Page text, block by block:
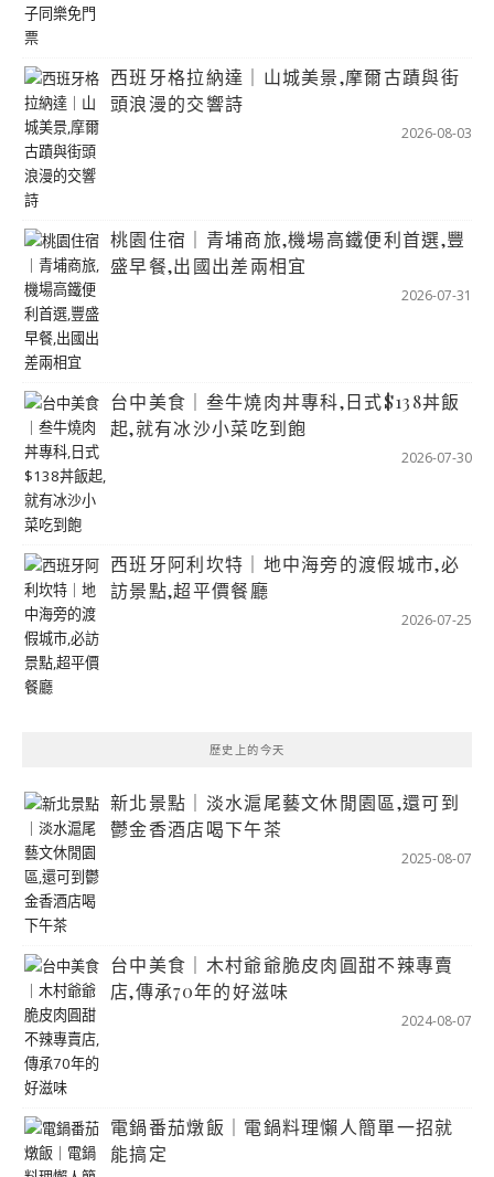
西班牙格拉納達｜山城美景,摩爾古蹟與街
頭浪漫的交響詩
2026-08-03
桃園住宿｜青埔商旅,機場高鐵便利首選,豐
盛早餐,出國出差兩相宜
2026-07-31
台中美食｜叁牛燒肉丼專科,日式$138丼飯
起,就有冰沙小菜吃到飽
2026-07-30
西班牙阿利坎特｜地中海旁的渡假城市,必
訪景點,超平價餐廳
2026-07-25
歷史上的今天
新北景點｜淡水滬尾藝文休閒園區,還可到
鬱金香酒店喝下午茶
2025-08-07
台中美食｜木村爺爺脆皮肉圓甜不辣專賣
店,傳承70年的好滋味
2024-08-07
電鍋番茄燉飯｜電鍋料理懶人簡單一招就
能搞定